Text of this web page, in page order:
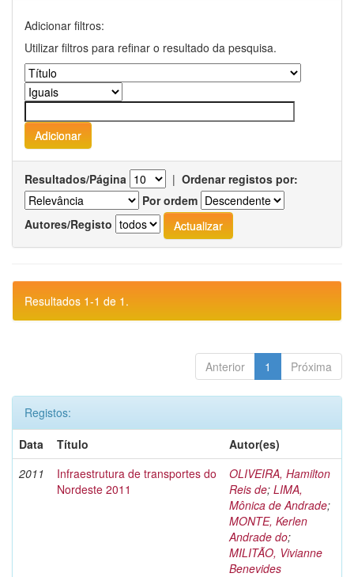
Adicionar filtros:
Utilizar filtros para refinar o resultado da pesquisa.
Resultados/Página | Ordenar registos por:
Por ordem
Autores/Registo
Resultados 1-1 de 1.
Anterior 1 Próxima
Registos:
Data
Título
Autor(es)
2011
Infraestrutura de transportes do
Nordeste 2011
OLIVEIRA, Hamilton
Reis de; LIMA,
Mônica de Andrade;
MONTE, Kerlen
Andrade do;
MILITÃO, Vivianne
Benevides